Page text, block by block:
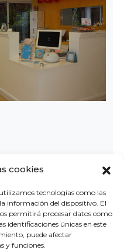
cookies
tecnologías como las
información del dispositivo. El
permitirá procesar datos como
identificaciones únicas en este
puede afectar
y funciones.